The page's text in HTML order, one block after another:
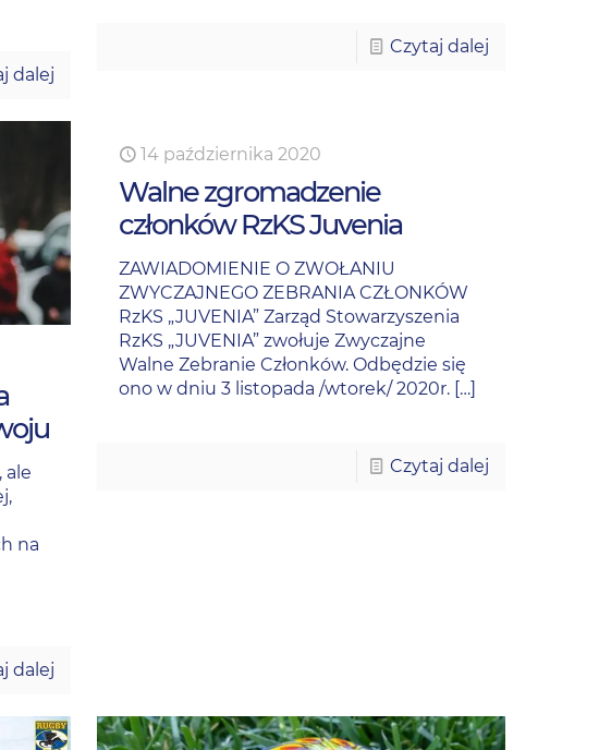
dalej
Czytaj dalej
ale
na
dalej
14 października 2020
Walne zgromadzenie
członków RzKS Juvenia
ZAWIADOMIENIE O ZWOŁANIU
ZWYCZAJNEGO ZEBRANIA CZŁONKÓW
RzKS „JUVENIA” Zarząd Stowarzyszenia
RzKS „JUVENIA” zwołuje Zwyczajne
Walne Zebranie Członków. Odbędzie się
ono w dniu 3 listopada /wtorek/ 2020r. […]
Czytaj dalej